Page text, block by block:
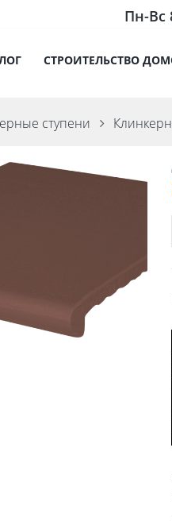
Пн-Вс
СТРОИТЕЛЬСТВО
ступени